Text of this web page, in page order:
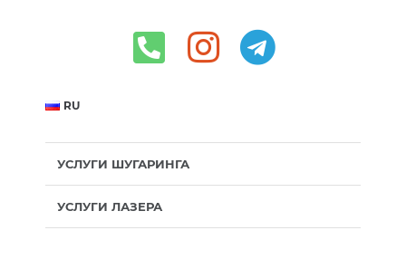
RU
УСЛУГИ ШУГАРИНГА
УСЛУГИ ЛАЗЕРА